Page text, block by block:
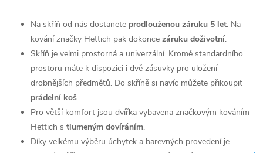
Na skříň od nás dostanete prodlouženou záruku 5 let. Na
kování značky Hettich pak dokonce záruku doživotní.
Skříň je velmi prostorná a univerzální. Kromě standardního
prostoru máte k dispozici i dvě zásuvky pro uložení
drobnějších předmětů. Do skříně si navíc můžete přikoupit
prádelní koš.
Pro větší komfort jsou dvířka vybavena značkovým kováním
Hettich s tlumeným dovíráním.
Díky velkému výběru úchytek a barevných provedení je